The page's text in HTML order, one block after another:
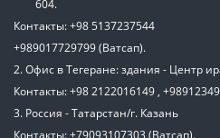
604.
Контакты: +98 5137237544
+989017729799 (Ватсап).
2. Офис в Тегеране: здания - Центр
Контакты: +98 2122016149 ,
3. Россия - Татарстан/г. Казань
Контакты: +79093107303 (Ватсап).